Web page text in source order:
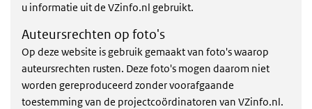
u informatie uit de VZinfo.nl gebruikt.
Auteursrechten op foto's
Op deze website is gebruik gemaakt van foto's waarop
auteursrechten rusten. Deze foto's mogen daarom niet
worden gereproduceerd zonder voorafgaande
toestemming van de projectcoördinatoren van VZinfo.nl.